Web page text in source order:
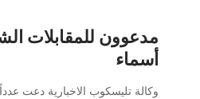
مدعوون للمقابلات
أسماء
وكالة تليسكوب الاخبارية دعت